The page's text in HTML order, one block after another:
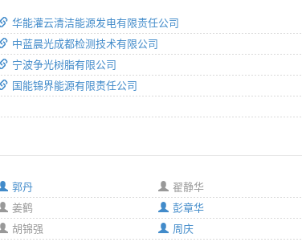
华能灌云清洁能源发电有限责任公司
中蓝晨光成都检测技术有限公司
宁波争光树脂有限公司
国能锦界能源有限责任公司
郭丹
翟静华
姜鹤
彭章华
胡锦强
周庆